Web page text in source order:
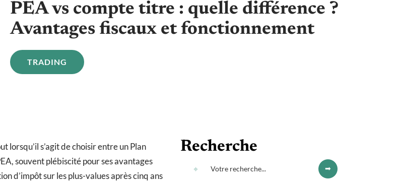
PEA vs compte titre : quelle différence ?
Avantages fiscaux et fonctionnement
TRADING
lorsqu’il s’agit de choisir entre un Plan
souvent plébiscité pour ses avantages
d’impôt sur les plus-values après cinq ans
Recherche